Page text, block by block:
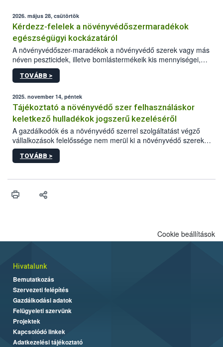
2026. május 28, csütörtök
Kérdezz-felelek a növényvédőszermaradékok
egészségügyi kockázatáról
A növényvédőszer-maradékok a növényvédő szerek vagy más
néven peszticidek, illetve bomlástermékeik kis mennyiségei,
melyek a terményekben vagy azok felületén a betakarítást,
szüretelést, illetve tárolást követően is megmaradhatnak. Az
mennyiségének esetenként a kezelt terményeken is jelen kell
lennie. Nem minden élelmiszer tartalmaz szermaradékot.
Azokban az élelmiszerekben is, melyekben kimutathatóak,
általában csak nagyon kis mennyiségben vannak jelen, így nem
jelenthetnek kockázatot a fogyasztó egészségére nézve.
TOVÁBB >
2025. november 14, péntek
Tájékoztató a növényvédő szer felhasználáskor
keletkező hulladékok jogszerű kezeléséről
A gazdálkodók és a növényvédő szerrel szolgáltatást végző
vállalkozások felelőssége nem merül ki a növényvédő szerek
okszerű, szakszerű és biztonságos kijuttatásában. Minden
esetben számolni kell a keletkező hulladékokkal is, melyek
természet védelme érdekében is kiemelt jelentőségű.
TOVÁBB >
Cookie beállítások
Hivatalunk
Bemutatkozás
Szervezeti felépítés
Gazdálkodási adatok
Felügyeleti szervünk
Projektek
Kapcsolódó linkek
Adatkezelési tájékoztató